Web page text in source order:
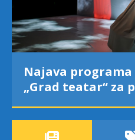
Najava
„Grad teatar“ za